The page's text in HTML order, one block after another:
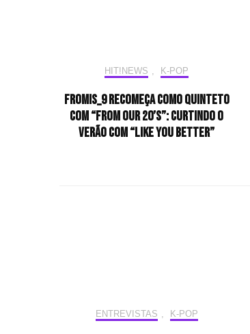
HIT!NEWS , K-POP
fromis_9 recomeça como quinteto
com “From Our 20’s”: curtindo o
verão com “LIKE YOU BETTER”
ENTREVISTAS , K-POP